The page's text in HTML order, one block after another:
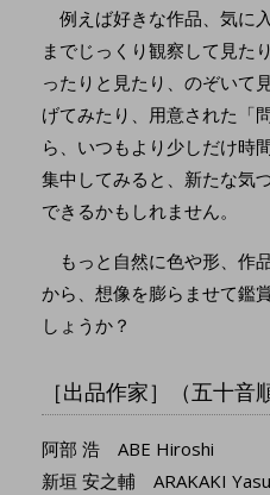
例えば好きな作品、気に
までじっくり観察して見た
ったりと見たり、のぞいて
げてみたり、用意された「
ら、いつもより少しだけ時
集中してみると、新たな気
できるかもしれません。
もっと自然に色や形、作
から、想像を膨らませて鑑
しょうか？
［出品作家］（五十音
阿部 浩 ABE Hiroshi
新垣 安之輔 ARAKAKI